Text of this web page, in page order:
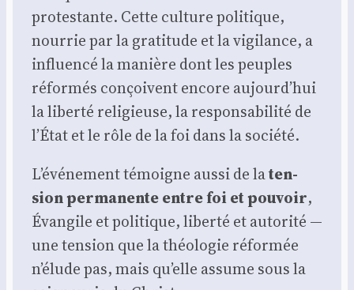
pro­tes­tante. Cette culture poli­tique,
nour­rie par la gra­ti­tude et la vigi­lance, a
influen­cé la manière dont les peuples
réfor­més conçoivent encore aujourd’hui
la liber­té reli­gieuse, la res­pon­sa­bi­li­té de
l’État et le rôle de la foi dans la socié­té.
L’événement témoigne aus­si de laten­
sion per­ma­nente entre foi et pou­voir,
Évan­gile et poli­tique, liber­té et auto­ri­té —
une ten­sion que la théo­lo­gie réfor­mée
n’élude pas, mais qu’elle assume sous la